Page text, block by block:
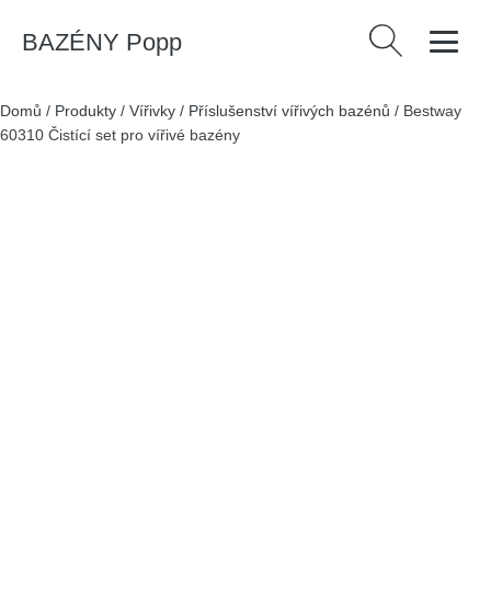
BAZÉNY Popp Vyhledávání
Domů / Produkty / Vířivky / Příslušenství vířivých bazénů / Bestway
60310 Čistící set pro vířivé bazény